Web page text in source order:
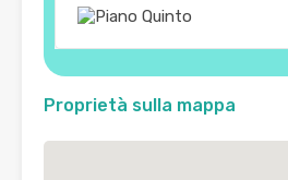
Proprietà sulla mappa